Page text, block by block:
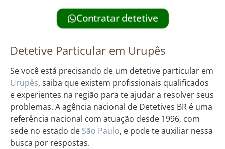
Contratar detetive
Detetive Particular em Urupês
Se você está precisando de um detetive particular em
Urupês, saiba que existem profissionais qualificados
e experientes na região para te ajudar a resolver seus
problemas. A agência nacional de Detetives BR é uma
referência nacional com atuação desde 1996, com
sede no estado de São Paulo, e pode te auxiliar nessa
busca por respostas.